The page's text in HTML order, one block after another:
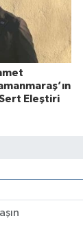
Sert Eleştiri